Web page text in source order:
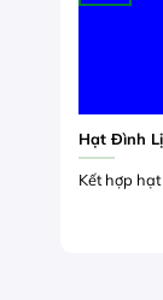
Hạt Đình
Kết hợp